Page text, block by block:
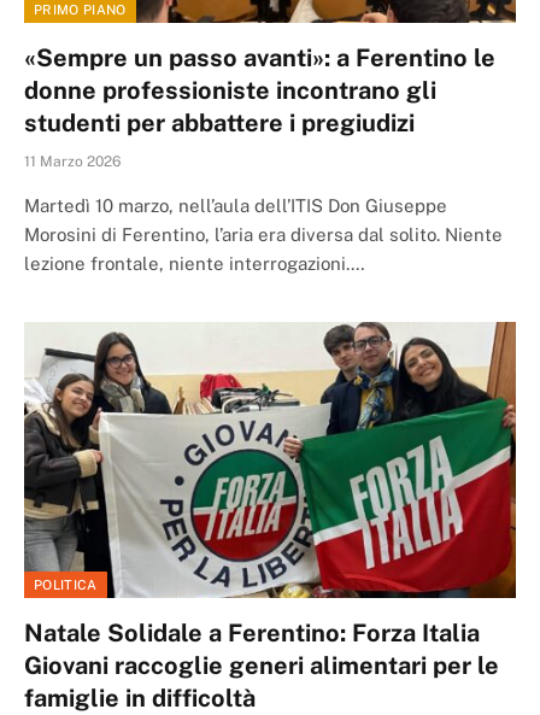
PRIMO PIANO
«Sempre un passo avanti»: a Ferentino le
donne professioniste incontrano gli
studenti per abbattere i pregiudizi
11 Marzo 2026
Martedì 10 marzo, nell’aula dell’ITIS Don Giuseppe
Morosini di Ferentino, l’aria era diversa dal solito. Niente
lezione frontale, niente interrogazioni.…
POLITICA
Natale Solidale a Ferentino: Forza Italia
Giovani raccoglie generi alimentari per le
famiglie in difficoltà